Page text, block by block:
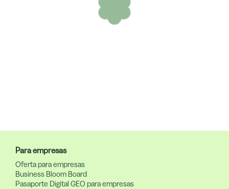
Para empresas
Oferta para empresas
Business Bloom Board
Pasaporte Digital GEO para empresas